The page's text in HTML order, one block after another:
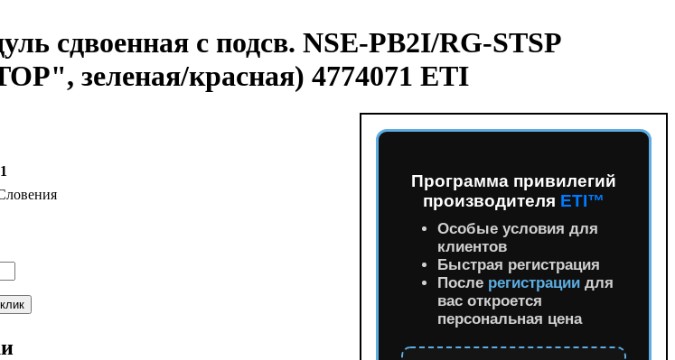
сдвоенная с подсв. NSE-PB2I/RG-STSP
зеленая/красная) 4774071 ETI
Программа привилегий
производителя ETI™
Особые условия для
клиентов
Быстрая регистрация
После регистрациидля
вас откроется
персональная цена